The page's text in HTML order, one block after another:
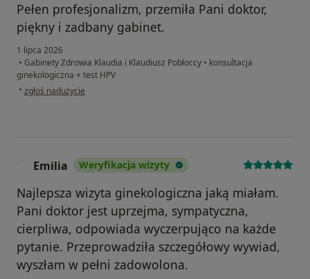
Pełen profesjonalizm, przemiła Pani doktor,
piękny i zadbany gabinet.
1 lipca 2026
• Gabinety Zdrowia Klaudia i Klaudiusz Pobłoccy • konsultacja
ginekologiczna + test HPV
• w opinii użytkownika Ewelina
zgłoś nadużycie
Emilia Weryfikacja wizyty
Najlepsza wizyta ginekologiczna jaką miałam.
Pani doktor jest uprzejma, sympatyczna,
cierpliwa, odpowiada wyczerpująco na każde
pytanie. Przeprowadziła szczegółowy wywiad,
wyszłam w pełni zadowolona.